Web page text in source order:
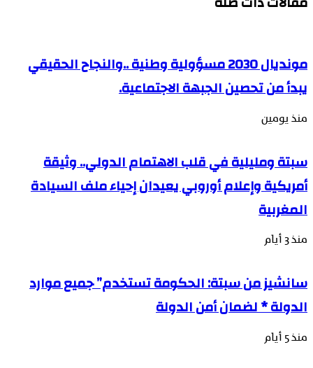
مونديال 2030 مسؤولية وطنية ..والنجاح الحقيقي
يبدأ من تحصين الجبهة الاجتماعية.
منذ يومين
سبتة ومليلية في قلب الاهتمام الدولي.. وثيقة
أمريكية وإعلام أوروبي يعيدان إحياء ملف السيادة
المغربية
منذ 3 أيام
سانشيز من سبتة: الحكومة تستخدم” جميع موارد
الدولة * لضمان أمن الدولة
منذ 5 أيام